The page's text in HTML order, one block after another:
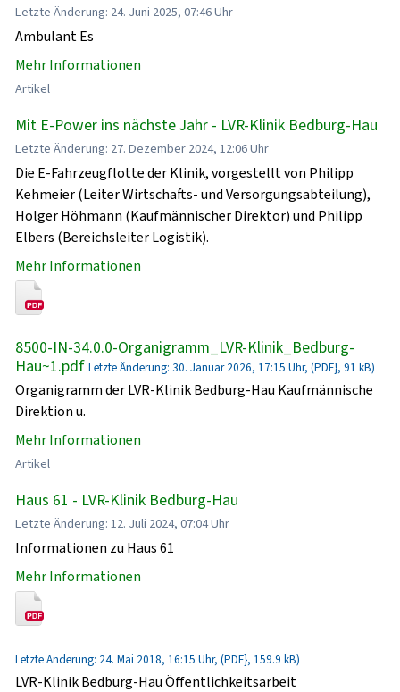
Letzte Änderung: 24. Juni 2025, 07:46 Uhr
Ambulant Es
Mehr Informationen
Artikel
Mit E-Power ins nächste Jahr - LVR-Klinik Bedburg-Hau
Letzte Änderung: 27. Dezember 2024, 12:06 Uhr
Die E-Fahrzeugflotte der Klinik, vorgestellt von Philipp
Kehmeier (Leiter Wirtschafts- und Versorgungsabteilung),
Holger Höhmann (Kaufmännischer Direktor) und Philipp
Elbers (Bereichsleiter Logistik).
Mehr Informationen
8500-IN-34.0.0-Organigramm_LVR-Klinik_Bedburg-
Hau~1.pdf Letzte Änderung: 30. Januar 2026, 17:15 Uhr, (PDF}, 91 kB)
Organigramm der LVR-Klinik Bedburg-Hau Kaufmännische
Direktion u.
Mehr Informationen
Artikel
Haus 61 - LVR-Klinik Bedburg-Hau
Letzte Änderung: 12. Juli 2024, 07:04 Uhr
Informationen zu Haus 61
Mehr Informationen
Letzte Änderung: 24. Mai 2018, 16:15 Uhr, (PDF}, 159.9 kB)
LVR-Klinik Bedburg-Hau Öffentlichkeitsarbeit